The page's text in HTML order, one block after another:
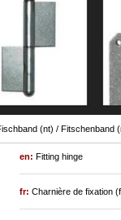
(nt) / Fitschenband
en:Fitting hinge
fr:Charnière de fixation